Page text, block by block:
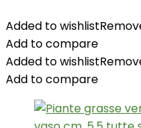
Added to wishlist
Add to compare
Added to wishlist
Add to compare